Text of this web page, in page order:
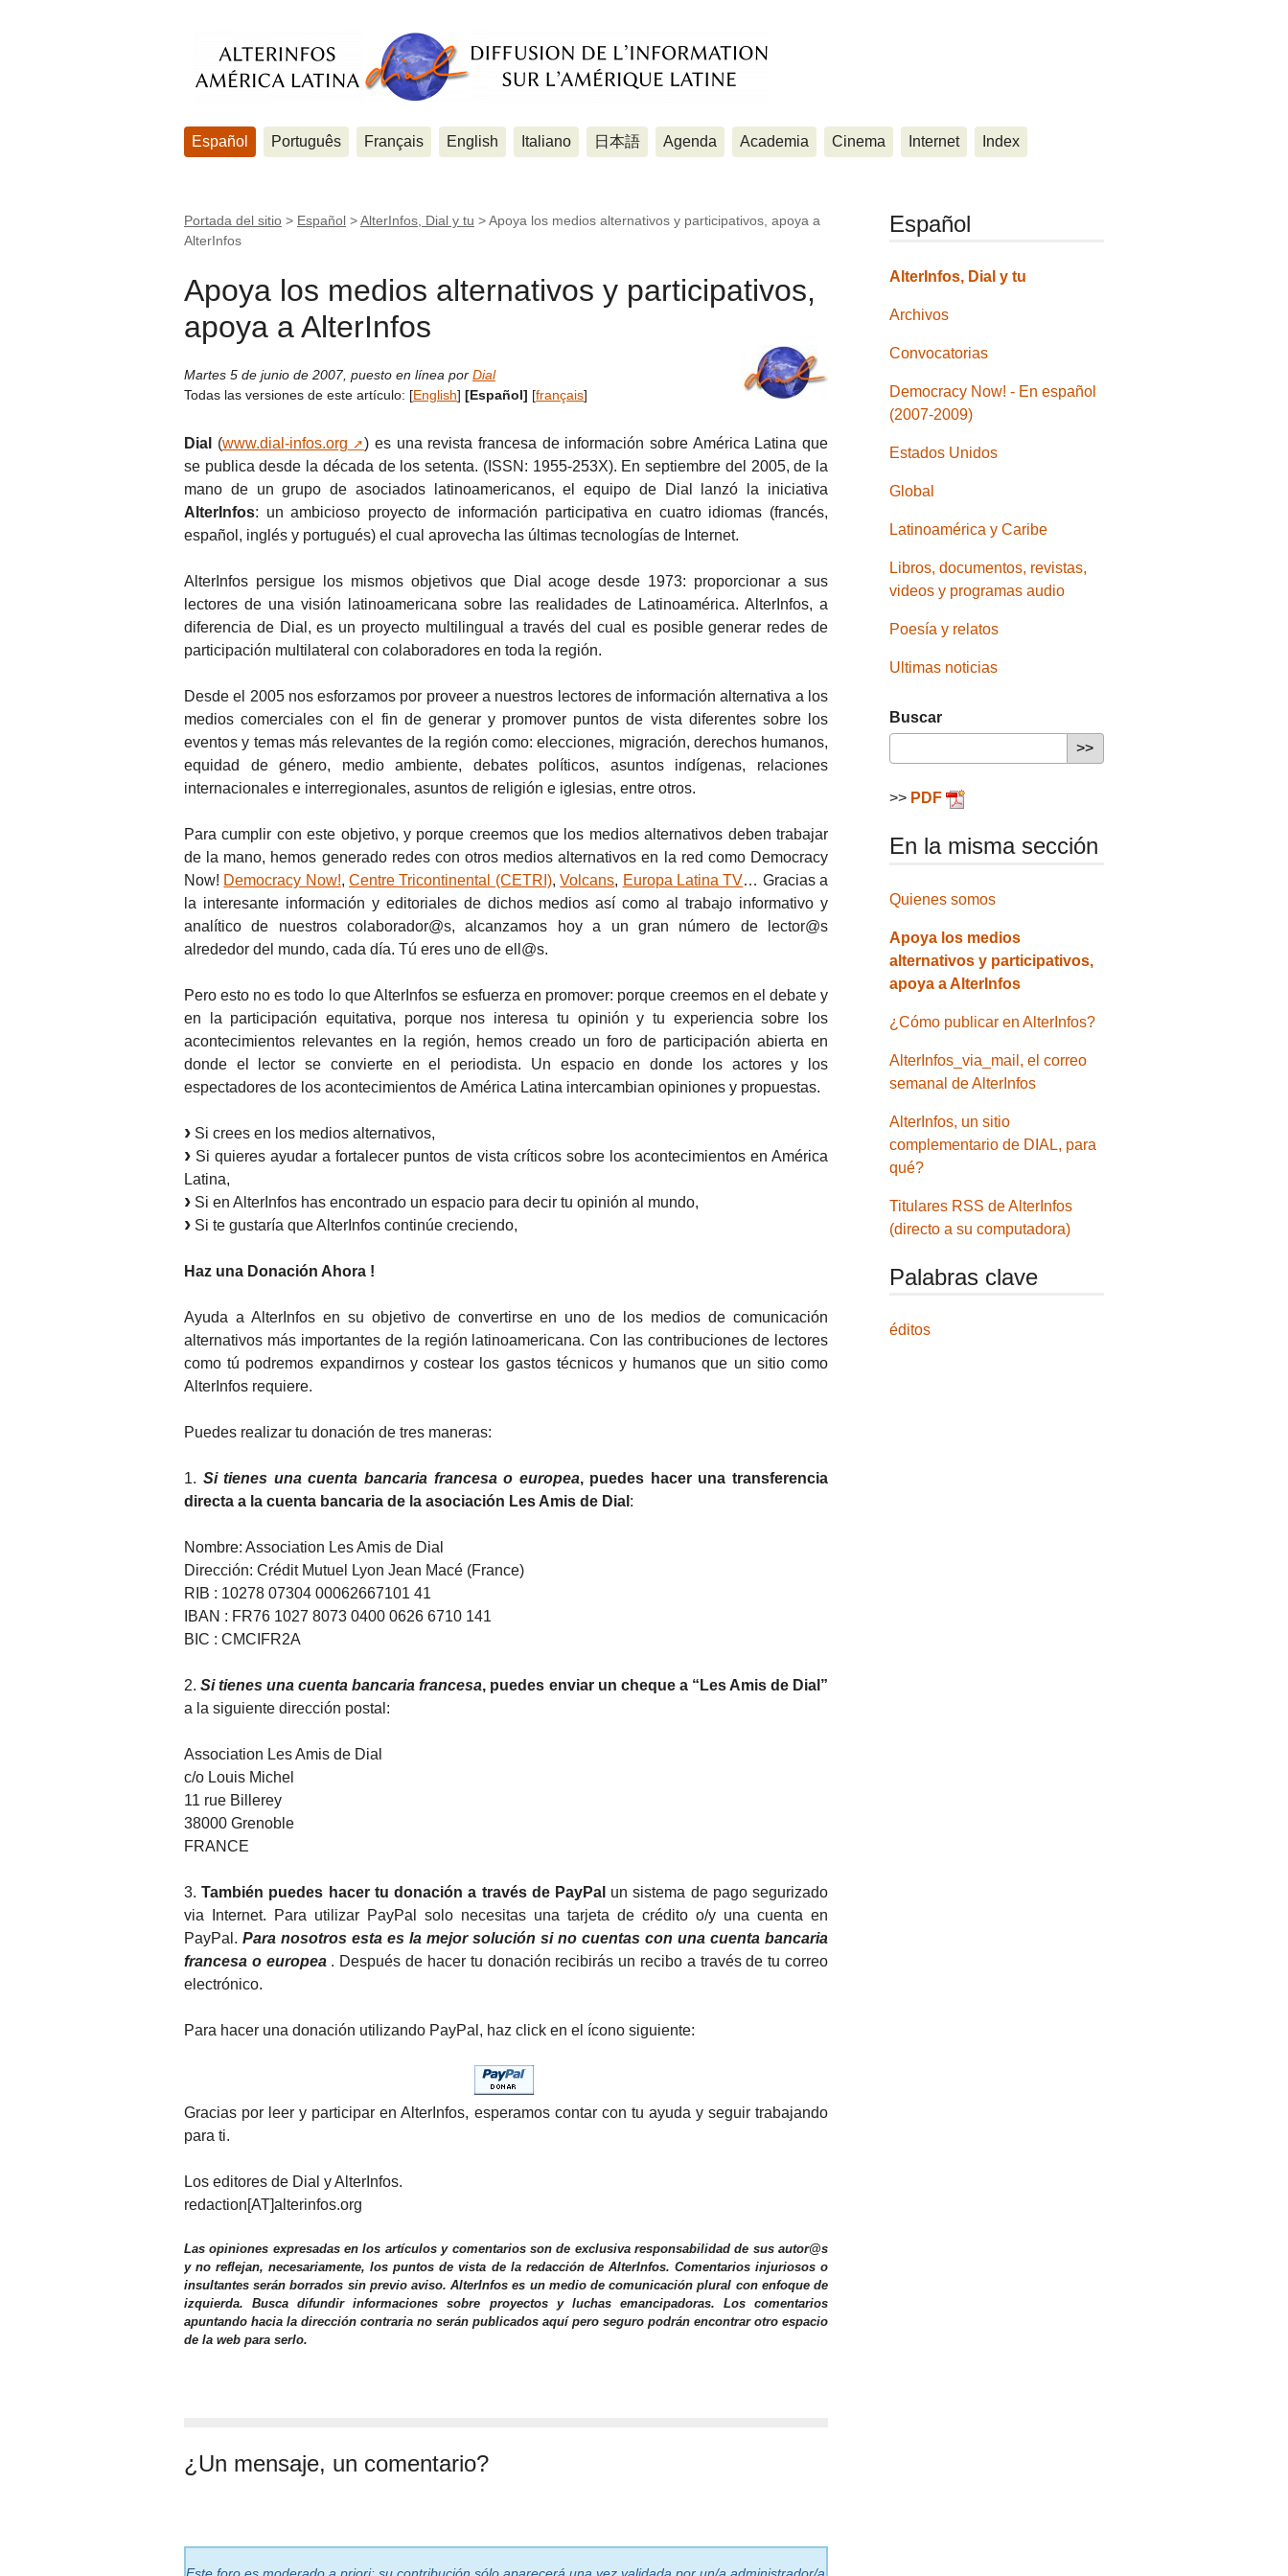
Español Português Français English Italiano 日本語 Agenda Academia Cinema Internet Index
Portada del sitio > Español >AlterInfos, Dial y tu >Apoya los medios alternativos y participativos, apoya a
AlterInfos
Apoya los medios alternativos y participativos,
apoya a AlterInfos
Martes 5 de junio de 2007, puesto en línea por Dial
Todas las versiones de este artículo: [English] [Español] [français]
Dial (www.dial-infos.org
) es una revista francesa de información sobre América Latina que
se publica desde la década de los setenta. (ISSN: 1955-253X). En septiembre del 2005, de la
mano de un grupo de asociados latinoamericanos, el equipo de Dial lanzó la iniciativa
AlterInfos: un ambicioso proyecto de información participativa en cuatro idiomas (francés,
español, inglés y portugués) el cual aprovecha las últimas tecnologías de Internet.
AlterInfos persigue los mismos objetivos que Dial acoge desde 1973: proporcionar a sus
lectores de una visión latinoamericana sobre las realidades de Latinoamérica. AlterInfos, a
diferencia de Dial, es un proyecto multilingual a través del cual es posible generar redes de
participación multilateral con colaboradores en toda la región.
Desde el 2005 nos esforzamos por proveer a nuestros lectores de información alternativa a los
medios comerciales con el fin de generar y promover puntos de vista diferentes sobre los
eventos y temas más relevantes de la región como: elecciones, migración, derechos humanos,
equidad de género, medio ambiente, debates políticos, asuntos indígenas, relaciones
internacionales e interregionales, asuntos de religión e iglesias, entre otros.
Para cumplir con este objetivo, y porque creemos que los medios alternativos deben trabajar
de la mano, hemos generado redes con otros medios alternativos en la red como Democracy
Now! Democracy Now!,Centre Tricontinental (CETRI),Volcans, Europa Latina TV… Gracias a
la interesante información y editoriales de dichos medios así como al trabajo informativo y
analítico de nuestros colaborador@s, alcanzamos hoy a un gran número de lector@s
alrededor del mundo, cada día. Tú eres uno de ell@s.
Pero esto no es todo lo que AlterInfos se esfuerza en promover: porque creemos en el debate y
en la participación equitativa, porque nos interesa tu opinión y tu experiencia sobre los
acontecimientos relevantes en la región, hemos creado un foro de participación abierta en
donde el lector se convierte en el periodista. Un espacio en donde los actores y los
espectadores de los acontecimientos de América Latina intercambian opiniones y propuestas.
Si crees en los medios alternativos,
Si quieres ayudar a fortalecer puntos de vista críticos sobre los acontecimientos en América
Latina,
Si en AlterInfos has encontrado un espacio para decir tu opinión al mundo,
Si te gustaría que AlterInfos continúe creciendo,
Haz una Donación Ahora !
Ayuda a AlterInfos en su objetivo de convertirse en uno de los medios de comunicación
alternativos más importantes de la región latinoamericana. Con las contribuciones de lectores
como tú podremos expandirnos y costear los gastos técnicos y humanos que un sitio como
AlterInfos requiere.
Puedes realizar tu donación de tres maneras:
1. Si tienes una cuenta bancaria francesa o europea, puedes hacer una transferencia
directa a la cuenta bancaria de la asociación Les Amis de Dial :
Nombre: Association Les Amis de Dial
Dirección: Crédit Mutuel Lyon Jean Macé (France)
RIB : 10278 07304 00062667101 41
IBAN : FR76 1027 8073 0400 0626 6710 141
BIC : CMCIFR2A
2.Si tienes una cuenta bancaria francesa, puedes enviar un cheque a “Les Amis de Dial”
a la siguiente dirección postal:
Association Les Amis de Dial
c/o Louis Michel
11 rue Billerey
38000 Grenoble
FRANCE
3.También puedes hacer tu donación a través de PayPal un sistema de pago segurizado
via Internet. Para utilizar PayPal solo necesitas una tarjeta de crédito o/y una cuenta en
PayPal. Para nosotros esta es la mejor solución si no cuentas con una cuenta bancaria
francesa o europea . Después de hacer tu donación recibirás un recibo a través de tu correo
electrónico.
Para hacer una donación utilizando PayPal, haz click en el ícono siguiente:
Gracias por leer y participar en AlterInfos, esperamos contar con tu ayuda y seguir trabajando
para ti.
Los editores de Dial y AlterInfos.
redaction[AT]alterinfos.org
Las opiniones expresadas en los artículos y comentarios son de exclusiva responsabilidad de sus autor@s
y no reflejan, necesariamente, los puntos de vista de la redacción de AlterInfos. Comentarios injuriosos o
insultantes serán borrados sin previo aviso. AlterInfos es un medio de comunicación plural con enfoque de
izquierda. Busca difundir informaciones sobre proyectos y luchas emancipadoras. Los comentarios
apuntando hacia la dirección contraria no serán publicados aquí pero seguro podrán encontrar otro espacio
de la web para serlo.
¿Un mensaje, un comentario?
Este foro es moderado a priori: su contribución sólo aparecerá una vez validada por un/a administrador/a
Español
AlterInfos, Dial y tu
Archivos
Convocatorias
Democracy Now! - En español
(2007-2009)
Estados Unidos
Global
Latinoamérica y Caribe
Libros, documentos, revistas,
videos y programas audio
Poesía y relatos
Ultimas noticias
Buscar
>> PDF
En la misma sección
Quienes somos
Apoya los medios
alternativos y participativos,
apoya a AlterInfos
¿Cómo publicar en AlterInfos?
AlterInfos_via_mail, el correo
semanal de AlterInfos
AlterInfos, un sitio
complementario de DIAL, para
qué?
Titulares RSS de AlterInfos
(directo a su computadora)
Palabras clave
éditos